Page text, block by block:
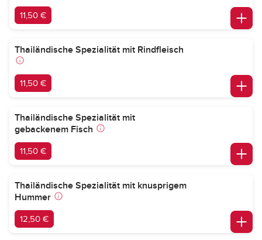
11,50 €
Thailändische Spezialität mit Rindfleisch
11,50 €
Thailändische Spezialität mit
gebackenem Fisch
11,50 €
Thailändische Spezialität mit knusprigem
Hummer
12,50 €